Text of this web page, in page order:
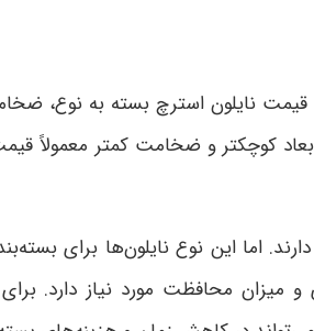
قیمت نایلون استرچ بسته به نوع،
کوچکتر و ضخامت کمتر معمولاً
اما این نوع نایلون‌ها برای
میزان محافظت مورد نیاز دارد.